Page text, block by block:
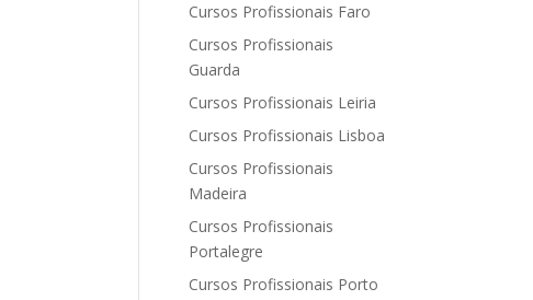
Cursos Profissionais Faro
Cursos Profissionais
Guarda
Cursos Profissionais Leiria
Cursos Profissionais Lisboa
Cursos Profissionais
Madeira
Cursos Profissionais
Portalegre
Cursos Profissionais Porto